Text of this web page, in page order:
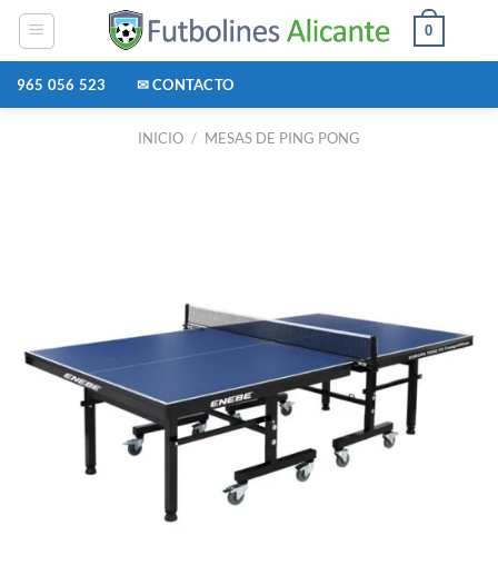
Saltar
contenido
0
965 056 523 ✉ CONTACTO
INICIO / MESAS DE PING PONG